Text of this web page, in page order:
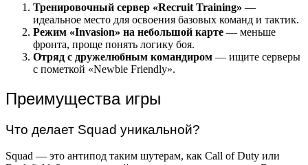
Тренировочный сервер «Recruit Training» —
идеальное место для освоения базовых команд и тактик.
Режим «Invasion» на небольшой карте — меньше
фронта, проще понять логику боя.
Отряд с дружелюбным командиром — ищите серверы
с пометкой «Newbie Friendly».
Преимущества игры
Что делает Squad уникальной?
Squad — это антипод таким шутерам, как Call of Duty или